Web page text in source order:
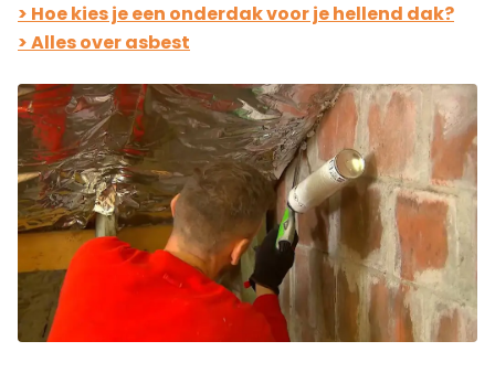
> Hoe kies je een onderdak voor je hellend dak?
> Alles over asbest